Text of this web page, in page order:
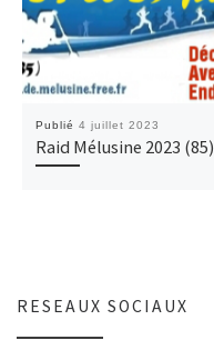
Publié 4 juillet 2023
Raid Mélusine 2023 (85)
RESEAUX SOCIAUX